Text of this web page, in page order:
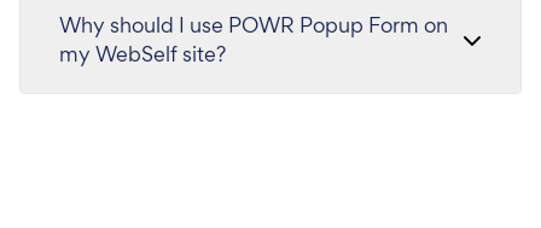
Why should I use POWR Popup Form on
my WebSelf site?